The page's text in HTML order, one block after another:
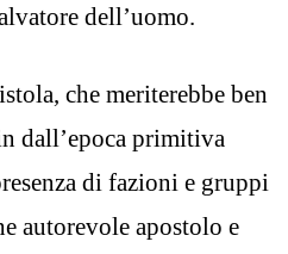
dell’uomo.
che meriterebbe ben
dall’epoca primitiva
di fazioni e gruppi
autorevole apostolo e